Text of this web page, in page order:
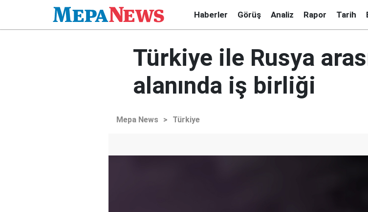
Haberler Görüş Analiz Rapor Tarih
Türkiye ile Rusya
alanında iş birliği
Mepa News > Türkiye